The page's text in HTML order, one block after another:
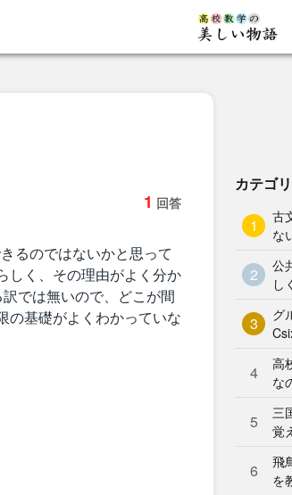
1 回答
るのではないかと思って
しく、その理由がよく分か
では無いので、どこが間
の基礎がよくわかっていな
カテゴ
1
古
な
2
公
し
3
グ
く
4
高
な
5
三
覚
6
飛
を